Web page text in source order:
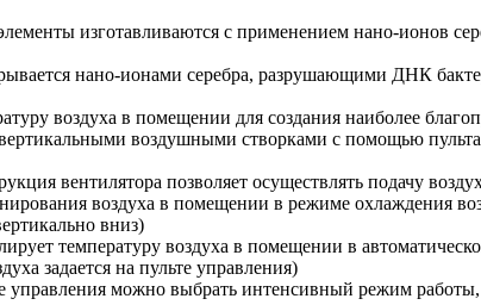
изготавливаются с применением нано-ионов
нано-ионами серебра, разрушающими ДНК
воздуха в помещении для создания наиболее
воздушными створками с помощью
вентилятора позволяет осуществлять подачу
воздуха в помещении в режиме охлаждения
вниз)
температуру воздуха в помещении в
задается на пульте управления)
можно выбрать интенсивный режим